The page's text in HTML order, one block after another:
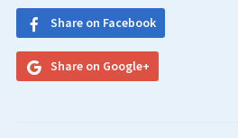
Share on Facebook
Share on Google+